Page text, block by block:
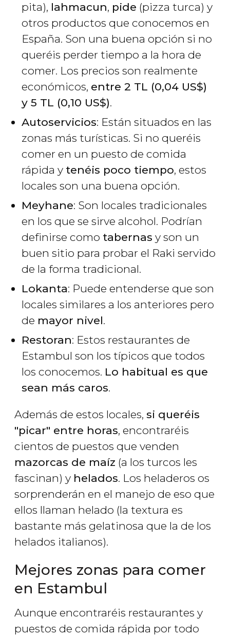
pita), lahmacun, pide (pizza turca) y
otros productos que conocemos en
España. Son una buena opción si no
queréis perder tiempo a la hora de
comer. Los precios son realmente
económicos, entre 2 TL (0,04 US$)
y 5 TL (0,10 US$).
Autoservicios: Están situados en las
zonas más turísticas. Si no queréis
comer en un puesto de comida
rápida y tenéis poco tiempo, estos
locales son una buena opción.
Meyhane: Son locales tradicionales
en los que se sirve alcohol. Podrían
definirse como tabernas y son un
buen sitio para probar el Raki servido
de la forma tradicional.
Lokanta: Puede entenderse que son
locales similares a los anteriores pero
de mayor nivel.
Restoran: Estos restaurantes de
Estambul son los típicos que todos
los conocemos. Lo habitual es que
sean más caros.
Además de estos locales, si queréis
"picar" entre horas, encontraréis
cientos de puestos que venden
mazorcas de maíz (a los turcos les
fascinan) y helados. Los heladeros os
sorprenderán en el manejo de eso que
ellos llaman helado (la textura es
bastante más gelatinosa que la de los
helados italianos).
Mejores zonas para comer
en Estambul
Aunque encontraréis restaurantes y
puestos de comida rápida por todo